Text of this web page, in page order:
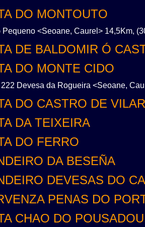
DO MONTOUTO
Pequeno <Seoane, Caurel> 14,5Km,
DE BALDOMIR Ó
DO MONTE CIDO
Devesa da Rogueira <Seoane,
DO CASTRO DE VILAR
DA TEIXEIRA
DO FERRO
DA BESEÑA
DEVESAS DO
PENAS DO
CHAO DO